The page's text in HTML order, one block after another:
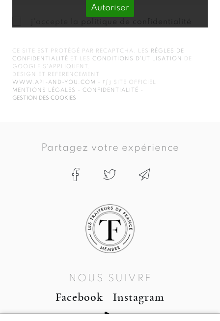
politique de confidentialité
Autoriser
CE SITE EST PROTÉGÉ PAR RECAPTCHA. LES
RÈGLES DE
CONFIDENTIALITÉ
ET LES CONDITIONS D'UTILISATION
DE
GOOGLE S'APPLIQUENT.
DESIGN ET REFERENCEMENT
WWW.API-AND-YOU.COM
｢∫｣ SITE OFFICIEL
MENTIONS LÉGALES
CONFIDENTIALITÉ
GESTION DES COOKIES
Partagez votre expérience
NOUS SUIVRE
Facebook Instagram